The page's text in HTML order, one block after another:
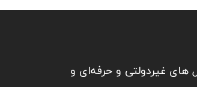
های غیردولتی و حرفه‌ای و